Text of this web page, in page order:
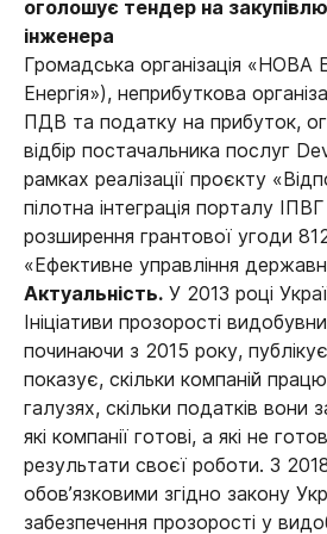
оголошує тендер на
інженера
Громадська організація «НОВА
Енергія»), неприбуткова
ПДВ та податку на прибуток,
відбір постачальника послуг
рамках реалізації проєкту
пілотна інтеграція порталу
розширення грантової угоди
«Ефективне управління
Актуальність. У 2013 році
Ініціативи прозорості
починаючи з 2015 року, публікує
показує, скільки компаній
галузях, скільки податків вони
які компанії готові, а які не
результати своєї роботи. З
обов’язковими згідно закону
забезпечення прозорості у